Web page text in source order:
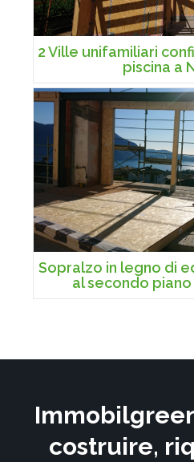
2 Ville unifamiliari
piscina a
Sopralzo in legno di
al secondo piano
costruire,